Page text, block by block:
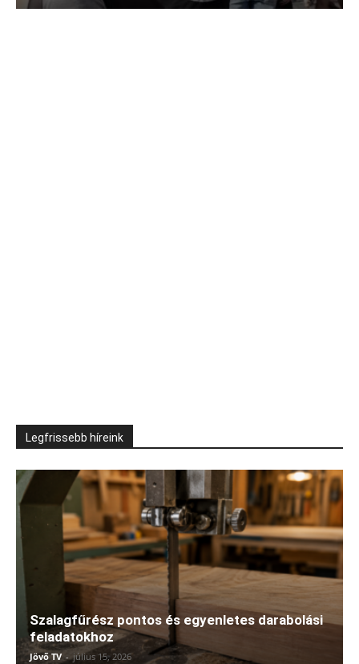
Legfrissebb híreink
Szalagfűrész pontos és egyenletes darabolási
feladatokhoz
Jövő TV - július 15, 2026